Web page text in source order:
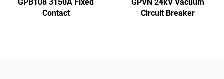
GPB108 3150A Fixed
Contact
GPVN 24kV Vacuum
Circuit Breaker